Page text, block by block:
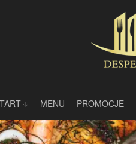
MENU PROMOCJE